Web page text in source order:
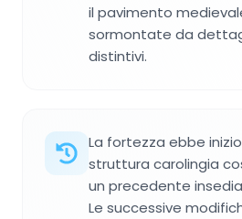
il pavimento
sormontate da
distintivi.
La fortezza ebbe
struttura carolingia
un precedente
Le successive